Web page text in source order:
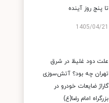
تا پنج روز آینده
1405/04/21
علت دود غلیظ در شرق
تهران چه بود؟ آتش‌سوزی
گاراژ ضایعات خودرو در
بزرگراه امام رضا(ع)